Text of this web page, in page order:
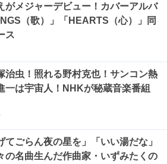
がメジャーデビュー！カバーアルバ
（歌）」「HEARTS（心）」同
ス
治虫！照れる野村克也！サンコン熱
一は宇宙人！NHKが秘蔵音楽番組
てごらん夜の星を」「いい湯だな」
の名曲生んだ作曲家・いずみたくの